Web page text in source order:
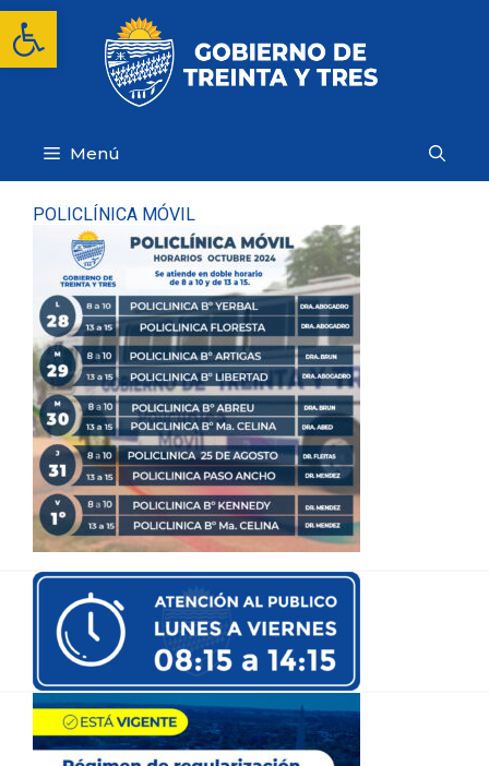
Abrir barra de herramientas
Saltar
contenido
Menú
POLICLÍNICA MÓVIL